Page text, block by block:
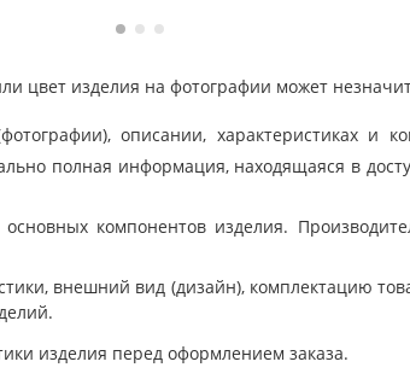
цвет изделия на фотографии может
описании, характеристиках и
полная информация, находящаяся в
компонентов изделия.
внешний вид (дизайн), комплектацию
изделия перед оформлением заказа.